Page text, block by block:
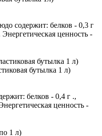
содержит: белков - 0,3 г
ценность -
бутылка 1 л)
белков - 0,4 г .,
ценность -